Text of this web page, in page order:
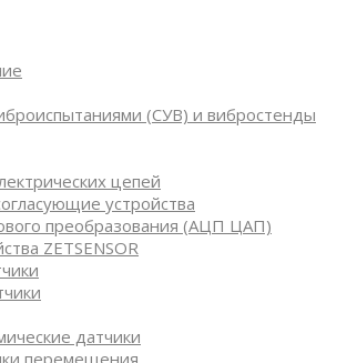
(СУВ) и вибростенды
цепей
устройства
преобразования (АЦП ЦАП)
ZETSENSOR
датчики
перемещения